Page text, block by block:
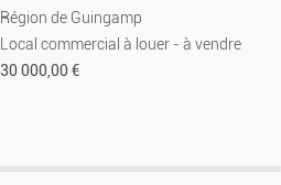
Région de Guingamp
Local commercial à louer - à vendre
30 000,00 €